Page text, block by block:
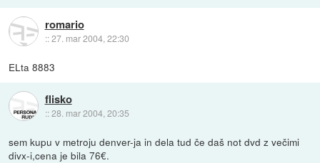
romario
::27. mar 2004, 22:30
ELta 8883
flisko
::28. mar 2004, 20:35
sem kupu v metroju denver-ja in dela tud če daš not dvd z večimi
divx-i,cena je bila 76€.